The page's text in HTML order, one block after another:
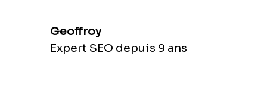
Geoffroy
Expert SEO depuis 9 ans